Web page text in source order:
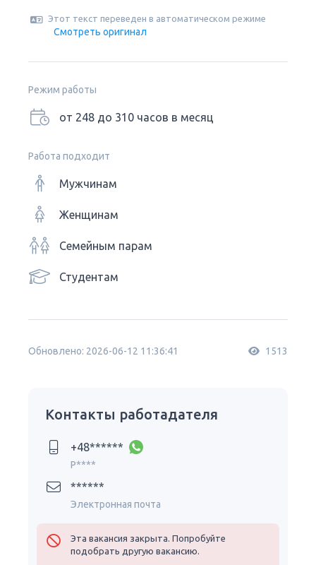
Этот текст переведен в автоматическом режиме
Смотреть оригинал
Режим работы
от 248 до 310 часов в месяц
Работа подходит
Мужчинам
Женщинам
Семейным парам
Студентам
Обновлено: 2026-06-12 11:36:41 1513
Контакты работадателя
+48******
P****
******
Электронная почта
Эта вакансия закрыта. Попробуйте
подобрать другую вакансию.